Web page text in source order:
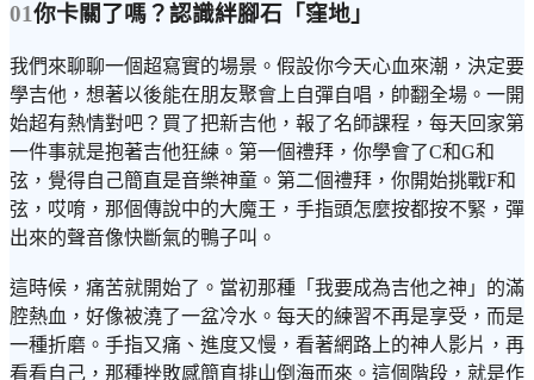
01你卡關了嗎？認識絆腳石「窪地」
我們來聊聊一個超寫實的場景。假設你今天心血來潮，決定要
學吉他，想著以後能在朋友聚會上自彈自唱，帥翻全場。一開
始超有熱情對吧？買了把新吉他，報了名師課程，每天回家第
一件事就是抱著吉他狂練。第一個禮拜，你學會了C和G和
弦，覺得自己簡直是音樂神童。第二個禮拜，你開始挑戰F和
弦，哎唷，那個傳說中的大魔王，手指頭怎麼按都按不緊，彈
出來的聲音像快斷氣的鴨子叫。
這時候，痛苦就開始了。當初那種「我要成為吉他之神」的滿
腔熱血，好像被澆了一盆冷水。每天的練習不再是享受，而是
一種折磨。手指又痛、進度又慢，看著網路上的神人影片，再
看看自己，那種挫敗感簡直排山倒海而來。這個階段，就是作